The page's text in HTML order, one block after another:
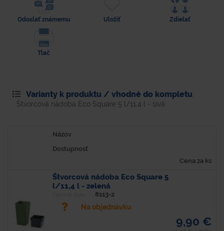
Odoslať známemu Uložiť Zdielať
Tlač
Varianty k produktu / vhodné do kompletu
Štvorcová nádoba Eco Square 5 l/11,4 l - sivá
Názov
Dostupnosť
Cena za ks
Štvorcová nádoba Eco Square 5
l/11,4 l - zelená
8113-2
Na objednávku
9,90 €